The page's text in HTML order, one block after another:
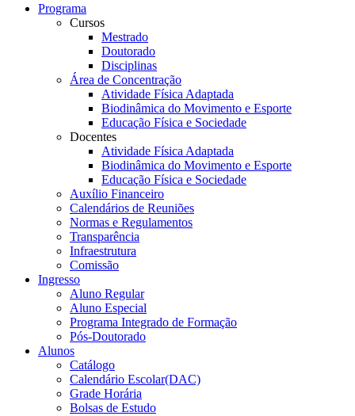
Programa
Cursos
Mestrado
Doutorado
Disciplinas
Área de Concentração
Atividade Física Adaptada
Biodinâmica do Movimento e Esporte
Educação Física e Sociedade
Docentes
Atividade Física Adaptada
Biodinâmica do Movimento e Esporte
Educação Física e Sociedade
Auxílio Financeiro
Calendários de Reuniões
Normas e Regulamentos
Transparência
Infraestrutura
Comissão
Ingresso
Aluno Regular
Aluno Especial
Programa Integrado de Formação
Pós-Doutorado
Alunos
Catálogo
Calendário Escolar(DAC)
Grade Horária
Bolsas de Estudo